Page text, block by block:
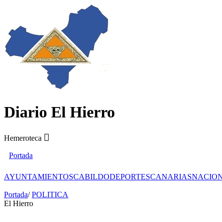
Diario El Hierro
Hemeroteca
Portada
AYUNTAMIENTOSCABILDODEPORTESCANARIAS
Portada/ POLITICA
El Hierro